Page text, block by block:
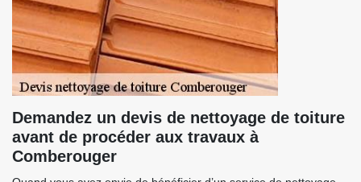
Demandez un devis de nettoyage de toiture
avant de procéder aux travaux à
Comberouger